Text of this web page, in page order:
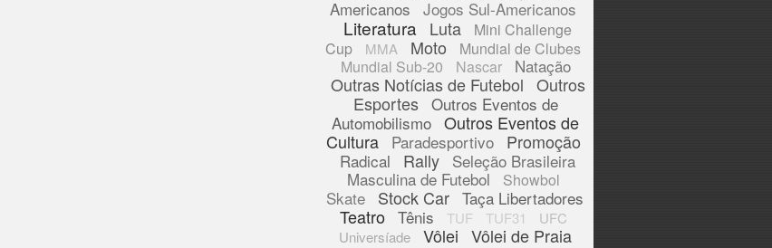
Americanos Jogos Sul-Americanos
Literatura Luta
Mini Challenge
Cup
MMA Moto
Mundial de Clubes
Mundial Sub-20
Nascar Natação
Outras Notícias de Futebol Outros
Esportes Outros Eventos de
Automobilismo Outros Eventos de
Cultura
Paradesportivo Promoção
Radical Rally Seleção Brasileira
Masculina de Futebol
Showbol
Skate Stock Car Taça Libertadores
Teatro Tênis TUF TUF31
UFC
Universíade
Vôlei Vôlei de Praia